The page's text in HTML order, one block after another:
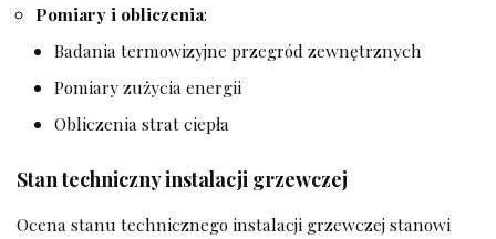
Pomiary i obliczenia:
Badania termowizyjne przegród zewnętrznych
Pomiary zużycia energii
Obliczenia strat ciepła
Stan techniczny instalacji grzewczej
Ocena stanu technicznego instalacji grzewczej stanowi